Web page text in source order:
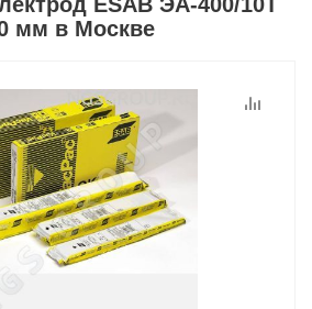
мм в Москве